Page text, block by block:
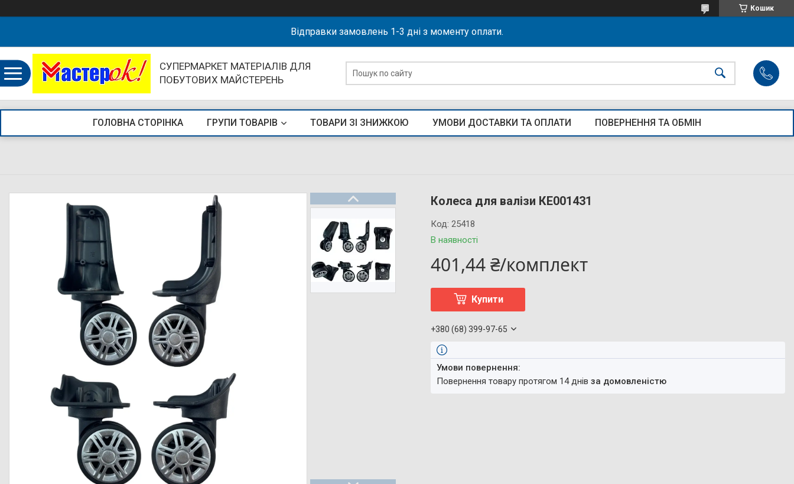
Кошик
Відправки замовлень 1-3 дні з моменту оплати.
СУПЕРМАРКЕТ МАТЕРІАЛІВ ДЛЯ
ПОБУТОВИХ МАЙСТЕРЕНЬ
ГОЛОВНА СТОРІНКА ГРУПИ ТОВАРІВ ТОВАРИ ЗІ ЗНИЖКОЮ УМОВИ ДОСТАВКИ ТА ОПЛАТИ ПОВЕРНЕННЯ ТА ОБМІН
Колеса для валізи КЕ001431
В наявності
Код:25418
401,44 ₴/комплект
Купити
+380 (68) 399-97-65
повернення товару протягом 14 днівза домовленістю